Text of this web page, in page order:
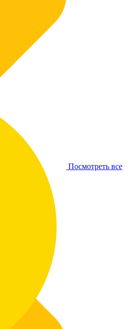
Посмотреть все